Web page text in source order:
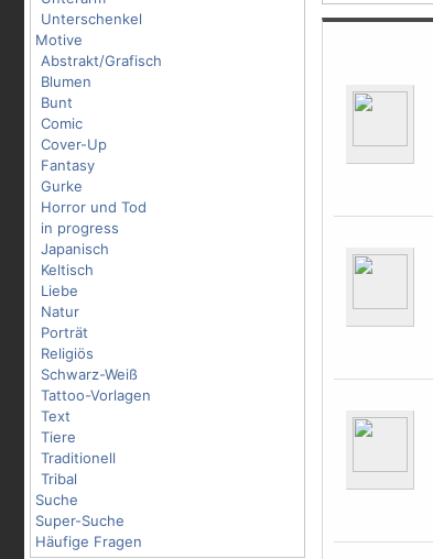
Unterschenkel
Motive
Abstrakt/Grafisch
Blumen
Bunt
Comic
Cover-Up
Fantasy
Gurke
Horror und Tod
in progress
Japanisch
Keltisch
Liebe
Natur
Porträt
Religiös
Schwarz-Weiß
Tattoo-Vorlagen
Text
Tiere
Traditionell
Tribal
Suche
Super-Suche
Häufige Fragen